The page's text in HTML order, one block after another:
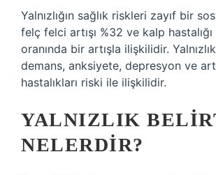
Yalnızlığın sağlık riskleri zayıf bir
felç felci artışı %32 ve kalp
oranında bir artışla ilişkilidir.
demans, anksiyete, depresyon ve
hastalıkları riski ile ilişkilidir.
YALNIZLIK
NELERDIR?